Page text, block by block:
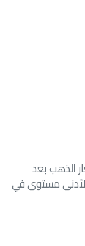
الذهب بعد
مستوى في